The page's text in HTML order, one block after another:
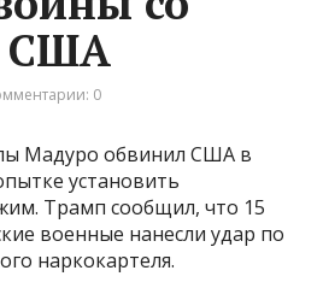
США
0
Мадуро обвинил США в
установить
Трамп сообщил, что 15
военные нанесли удар по
наркокартеля.